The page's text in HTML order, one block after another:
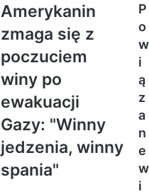
Amerykanin
zmaga się z
poczuciem
winy po
ewakuacji
Gazy: "Winny
jedzenia, winny
spania"
P
o
w
i
ą
z
a
n
e
w
i